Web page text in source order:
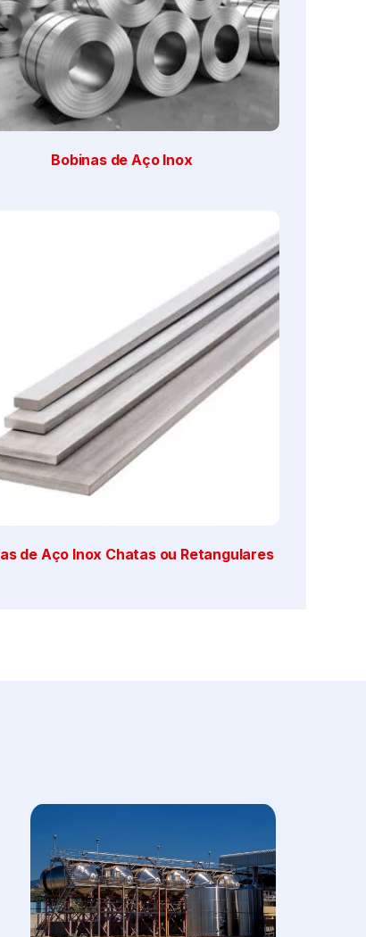
Bobinas de Aço Inox
de Aço Inox Chatas ou Retangulares